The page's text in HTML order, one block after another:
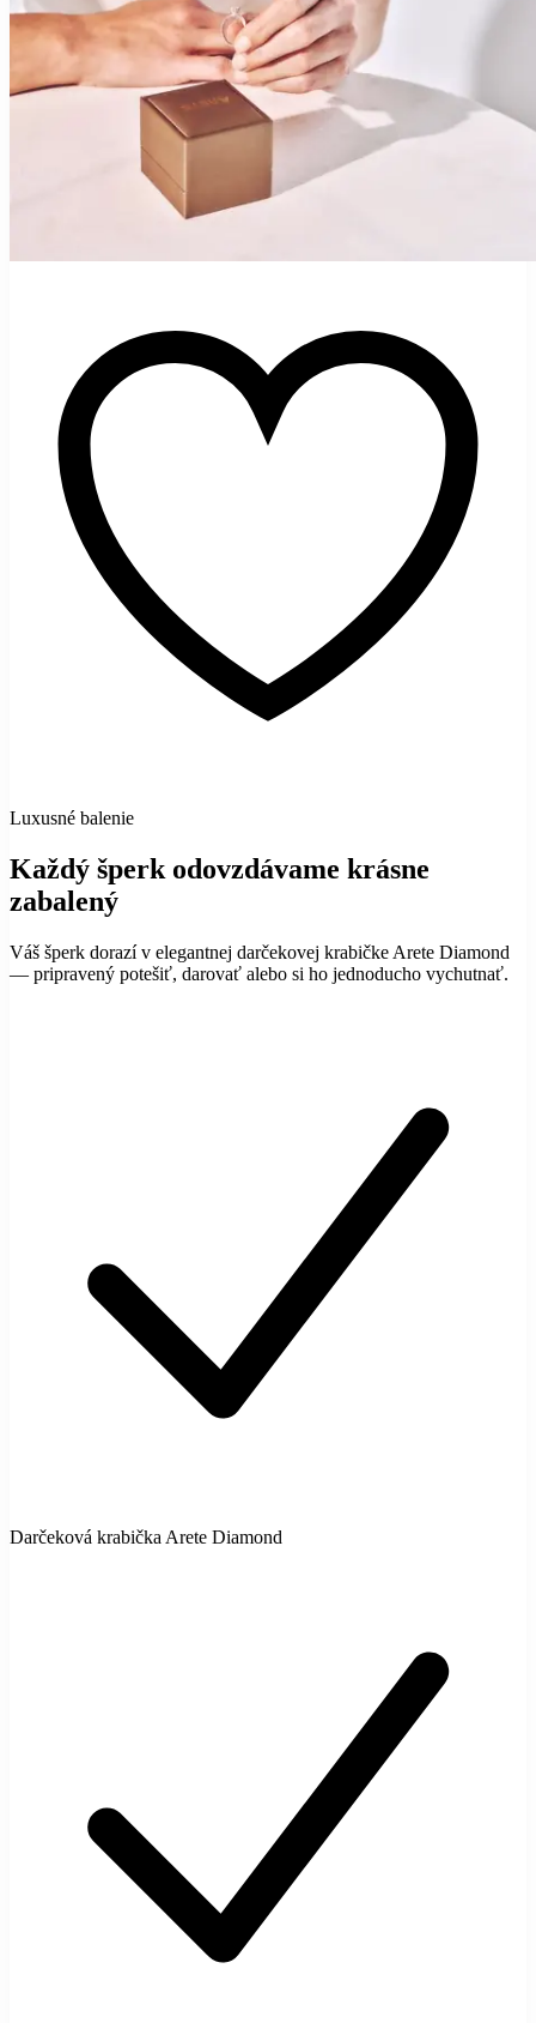
Luxusné balenie
Každý šperk odovzdávame krásne
zabalený
Váš šperk dorazí v elegantnej darčekovej krabičke Arete Diamond
— pripravený potešiť, darovať alebo si ho jednoducho vychutnať.
Darčeková krabička Arete Diamond